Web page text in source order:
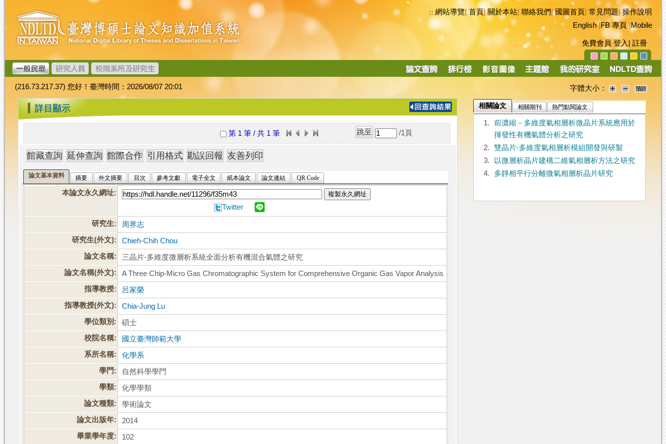
跳
到
主
要
內
容
臺
灣
博
碩
士
論
文
加
值
系
統
::: 網站導覽|首頁|關於本站 聯絡我們|國圖首頁 常見問題|操作說明
English|FB 專頁|Mobile
免費會員 登入 註冊
導
(216.73.217.37) 您好！臺灣時間：2026/08/07 20:01 字體大小：
::: 詳目顯示
第 1 筆 / 共 1 筆 /1 頁
論文基本資料 摘要 外文摘要 目次 參考文獻 電子全文 紙本論文 論文連結 QR Code
本論文永久網址: 複製永久網址
Twitter
研究生:
周界志
研究生(外文):
Chieh-Chih Chou
論文名稱:
三晶片-多維度微層析系統全面分析有機混合氣體之研究
論文名稱(外文):
A Three Chip-Micro Gas Chromatographic System for Comprehensive Organic Gas Vapor Analysis
指導教授:
呂家榮
指導教授(外文):
Chia-Jung Lu
學位類別:
碩士
校院名稱:
國立臺灣師範大學
系所名稱:
化學系
學門:
自然科學學門
學類:
化學學類
論文種類:
學術論文
論文出版年:
2014
畢業學年度:
102
相關論文 相關期刊 熱門點閱論文
1.
前濃縮－多維度氣相層析微晶片系統應用於
揮發性有機氣體分析之研究
2.
雙晶片-多維度氣相層析模組開發與研製
3.
以微層析晶片建構二維氣相層析方法之研究
4.
多靜相平行分離微氣相層析晶片研究